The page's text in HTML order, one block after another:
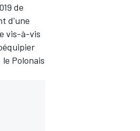
de
d'une
vis-à-vis
Polonais